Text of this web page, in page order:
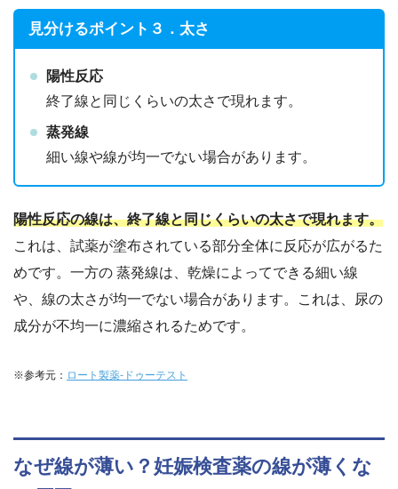
見分けるポイント３．太さ
陽性反応
終了線と同じくらいの太さで現れます。
蒸発線
細い線や線が均一でない場合があります。
陽性反応の線は、終了線と同じくらいの太さで現れます。
これは、試薬が塗布されている部分全体に反応が広がるた
めです。一方の 蒸発線は、乾燥によってできる細い線
や、線の太さが均一でない場合があります。これは、
尿の
成分が不均一に濃縮されるためです。
※参考元： ロート製薬-ドゥーテスト
なぜ線が薄い？妊娠検査薬の線が薄くな